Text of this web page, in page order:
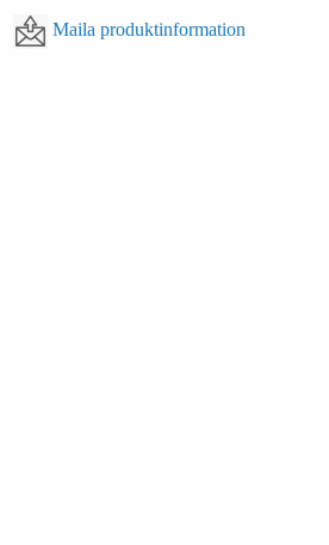
Maila produktinformation